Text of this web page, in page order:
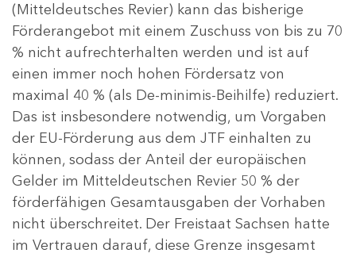
(Mitteldeutsches Revier) kann das bisherige
Förderangebot mit einem Zuschuss von bis zu 70
% nicht aufrechterhalten werden und ist auf
einen immer noch hohen Fördersatz von
maximal 40 % (als De-minimis-Beihilfe) reduziert.
Das ist insbesondere notwendig, um Vorgaben
der EU-Förderung aus dem JTF einhalten zu
können, sodass der Anteil der europäischen
Gelder im Mitteldeutschen Revier 50 % der
förderfähigen Gesamtausgaben der Vorhaben
nicht überschreitet. Der Freistaat Sachsen hatte
im Vertrauen darauf, diese Grenze insgesamt